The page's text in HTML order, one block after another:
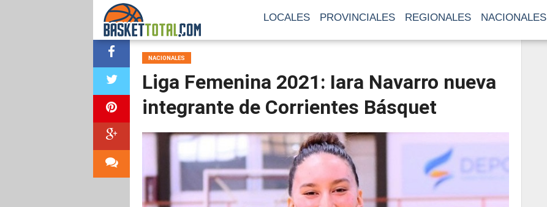
LOCALES PROVINCIALES REGIONALES NACIONALES
NACIONALES
Liga Femenina 2021: Iara Navarro nueva
integrante de Corrientes Básquet